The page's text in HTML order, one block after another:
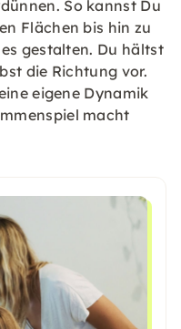
So kannst Du
Flächen bis hin zu
gestalten. Du hältst
die Richtung vor.
eigene Dynamik
macht